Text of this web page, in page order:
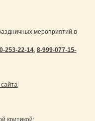
мероприятий в
253-22-14, 8-999-077-15-
сайта
критикой: